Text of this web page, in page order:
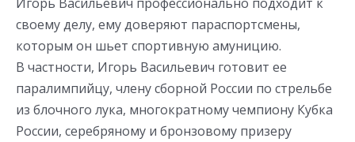
своему делу, ему доверяют параспортсмены,
которым он шьет спортивную амуницию.
В частности, Игорь Васильевич готовит ее
паралимпийцу, члену сборной России по стрельбе
из блочного лука, многократному чемпиону Кубка
России, серебряному и бронзовому призеру